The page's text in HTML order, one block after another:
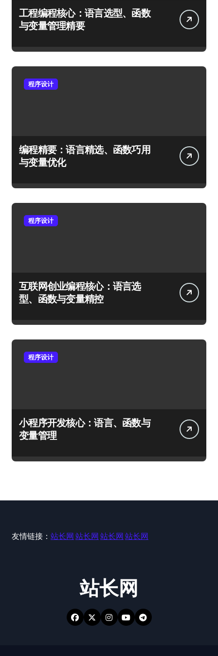
工程编程核心：语言选型、函数
与变量管理精要
程序设计
编程精要：语言精选、函数巧用
与变量优化
程序设计
互联网创业编程核心：语言选
型、函数与变量精控
程序设计
小程序开发核心：语言、函数与
变量管理
友情链接： 站长网 站长网 站长网 站长网
站长网